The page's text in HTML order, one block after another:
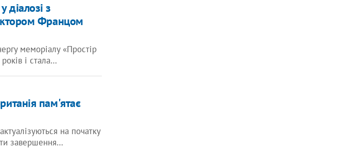
діалозі з
Францом
меморіалу «Простір
і стала…
пам'ятає
на початку
завершення…